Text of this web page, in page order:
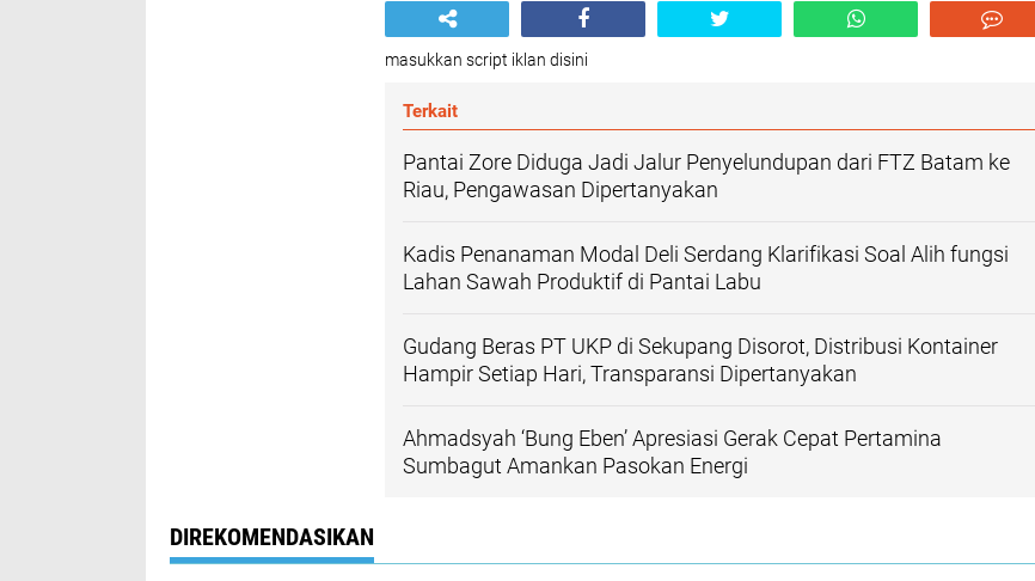
masukkan script iklan disini
Terkait
Pantai Zore Diduga Jadi Jalur Penyelundupan dari FTZ Batam ke
Riau, Pengawasan Dipertanyakan
Kadis Penanaman Modal Deli Serdang Klarifikasi Soal Alih fungsi
Lahan Sawah Produktif di Pantai Labu
Gudang Beras PT UKP di Sekupang Disorot, Distribusi Kontainer
Hampir Setiap Hari, Transparansi Dipertanyakan
Ahmadsyah ‘Bung Eben’ Apresiasi Gerak Cepat Pertamina
Sumbagut Amankan Pasokan Energi
DIREKOMENDASIKAN